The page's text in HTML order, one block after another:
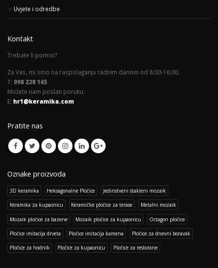
Uvjete i odredbe
Kontakt
Trebate li pomoć?
Za Vas, mi smo na raspolaganju radnim danom od 8:00-16:00.
T: 098 228 165
Možete nam poslati poruku:
E: hr1@keramika.com
Pratite nas
Oznake proizvoda
3D keramika Heksagonalne Pločice Jedinstveni stakleni mozaik
Keramika za kupaonicu Keramičke pločice za terase Metalni mozaik
Mozaik pločice za bazene Mozaik pločice za kupaonicu Octagon pločice
Pločice imitacija drveta Pločice imitacija kamena Pločice za dnevni boravak
Pločice za hodnik Pločice za kupaonicu Pločice za restorane